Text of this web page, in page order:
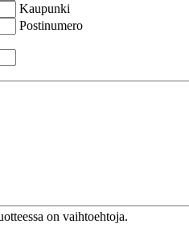
Kaupunki
Postinumero
on vaihtoehtoja.